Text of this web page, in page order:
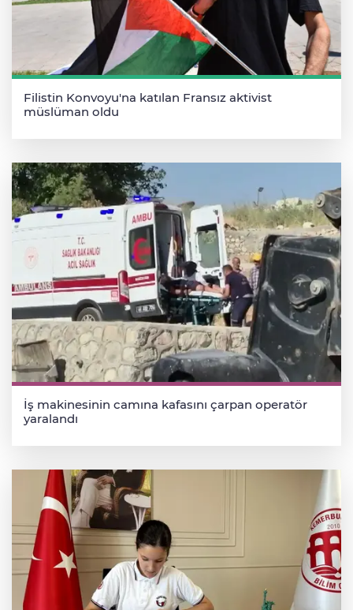
Filistin Konvoyu'na katılan Fransız aktivist
müslüman oldu
İş makinesinin camına kafasını çarpan operatör
yaralandı